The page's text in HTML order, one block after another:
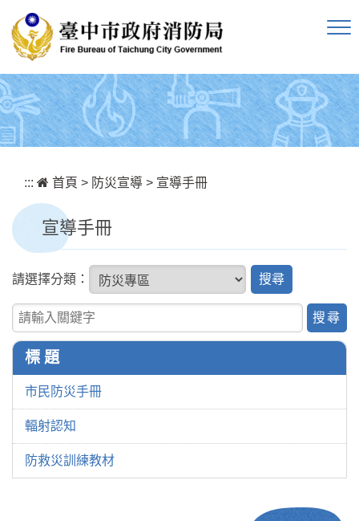
::: 首頁 > 防災宣導 > 宣導手冊
宣導手冊
請選擇分類：
關鍵字查詢
標 題
市民防災手冊
輻射認知
防救災訓練教材